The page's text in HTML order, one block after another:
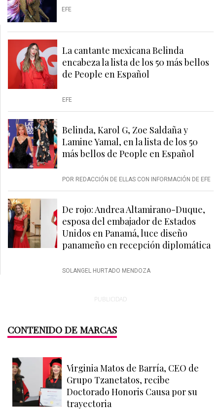
EFE
La cantante mexicana Belinda
encabeza la lista de los 50 más bellos
de People en Español
EFE
Belinda, Karol G, Zoe Saldaña y
Lamine Yamal, en la lista de los 50
más bellos de People en Español
POR REDACCIÓN DE ELLAS CON INFORMACIÓN DE EFE
De rojo: Andrea Altamirano-Duque,
esposa del embajador de Estados
Unidos en Panamá, luce diseño
panameño en recepción diplomática
SOLANGEL HURTADO MENDOZA
PUBLICIDAD
CONTENIDO DE MARCAS
Virginia Matos de Barría, CEO de
Grupo Tzanetatos, recibe
Doctorado Honoris Causa por su
trayectoria